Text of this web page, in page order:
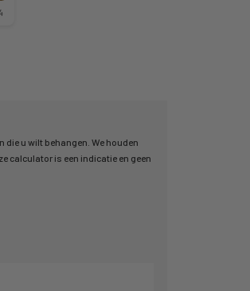
die u wilt behangen. We houden
calculator is een indicatie en geen